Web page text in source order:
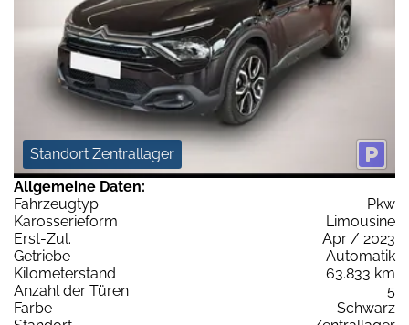
Standort Zentrallager
Allgemeine Daten:
Fahrzeugtyp
Pkw
Karosserieform
Limousine
Erst-Zul.
Apr / 2023
Getriebe
Automatik
Kilometerstand
63.833 km
Anzahl der Türen
5
Farbe
Schwarz